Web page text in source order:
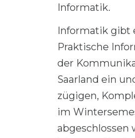
Informatik.
Informatik gibt
Praktische
der
Saarland ein
zügigen,
im
abgeschlossen